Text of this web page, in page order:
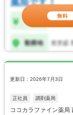
更新日：2026年7月3日
正社員 調剤薬局
ココカラファイン薬